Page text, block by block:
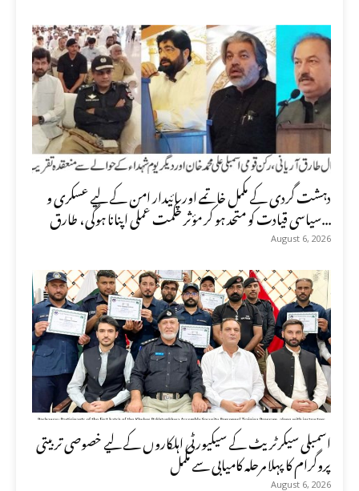
دہشت گردی کے مکمل خاتمے اور پائیدار امن کے لیے عسکری و
سیاسی قیادت کو متحد ہو کر مؤثر حکمت عملی اپنانا ہوگی، طارق...
August 6, 2026
اسمبلی سیکرٹریٹ کے سیکیورٹی اہلکاروں کے لیے خصوصی تربیتی
پروگرام کا پہلا مرحلہ کامیابی سے مکمل
August 6, 2026